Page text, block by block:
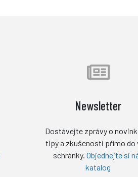
Newsletter
Dostávejte zprávy o
tipy a zkušenosti přímo do
schránky. Objednejte si
katalog